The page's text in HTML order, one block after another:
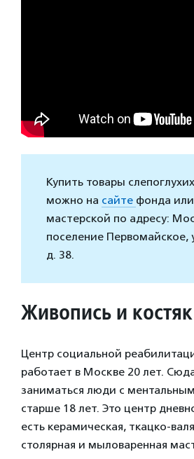
Купить товары
можно на сайте фонда
мастерской по адресу:
поселение Первомайское,
д. 38.
Живопись и
Центр социальной
работает в Москве 20 лет.
заниматься люди с
старше 18 лет. Это центр
есть керамическая, ткацко-
столярная и мыловаренная